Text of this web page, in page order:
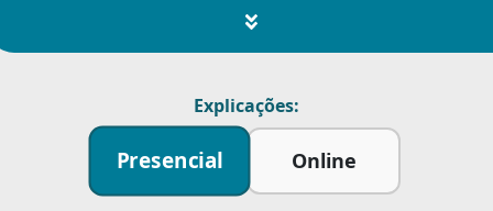
Explicações:
Presencial Online